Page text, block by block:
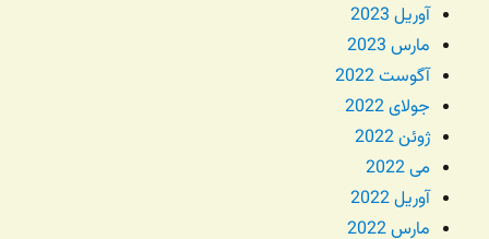
آوریل 2023
مارس 2023
آگوست 2022
جولای 2022
ژوئن 2022
می 2022
آوریل 2022
مارس 2022